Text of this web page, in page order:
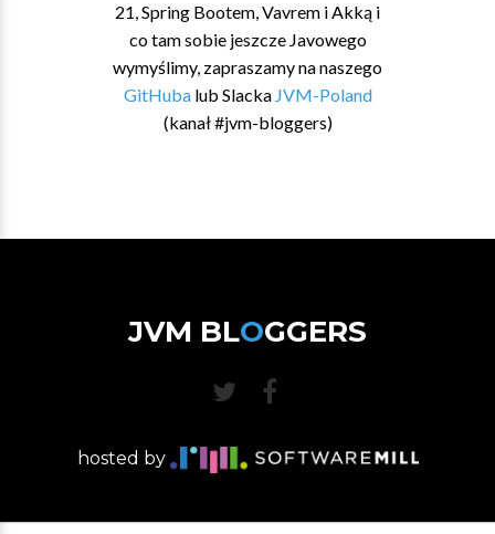
21, Spring Bootem, Vavrem i Akką i
co tam sobie jeszcze Javowego
wymyślimy, zapraszamy na naszego
GitHubalub Slacka JVM-Poland
(kanał #jvm-bloggers)
JVM BLOGGERS
hosted by